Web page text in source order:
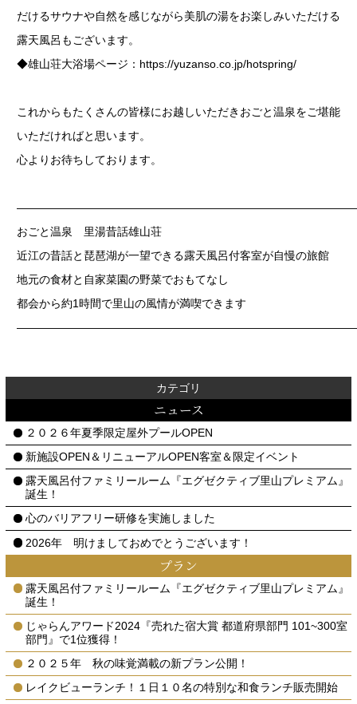
カテゴリ
ニュース
２０２６年夏季限定屋外プールOPEN
新施設OPEN＆リニューアルOPEN客室＆限定イベント
露天風呂付ファミリールーム『エグゼクティブ里山プレミアム』
誕生！
心のバリアフリー研修を実施しました
2026年 明けましておめでとうございます！
プラン
露天風呂付ファミリールーム『エグゼクティブ里山プレミアム』
誕生！
じゃらんアワード2024『売れた宿大賞 都道府県部門 101~300室
部門』で1位獲得！
２０２５年 秋の味覚満載の新プラン公開！
レイクビューランチ！１日１０名の特別な和食ランチ販売開始
だけるサウナや自然を感じながら美肌の湯をお楽しみいただける
露天風呂もございます。
◆雄山荘大浴場ページ： https://yuzanso.co.jp/hotspring/
これからもたくさんの皆様にお越しいただきおごと温泉をご堪能
いただければと思います。
心よりお待ちしております。
おごと温泉 里湯昔話雄山荘
近江の昔話と琵琶湖が一望できる露天風呂付客室が自慢の旅館
地元の食材と自家菜園の野菜でおもてなし
都会から約1時間で里山の風情が満喫できます